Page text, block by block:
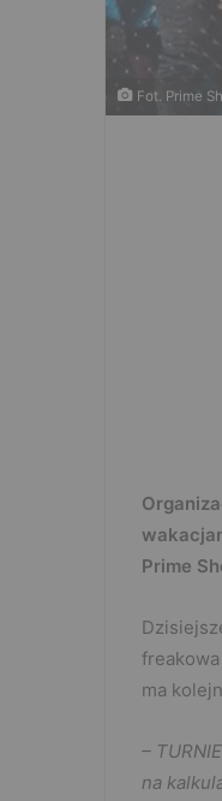
Fot. Prime
Prime
ma
–
na